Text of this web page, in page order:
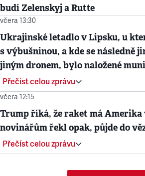
budí Zelenskyj a Rutte
včera 13:30
Ukrajinské letadlo v Lipsku, u
s výbušninou, a kde se následně
jiným dronem, bylo naložené
Přečíst celou zprávu
včera 12:15
Trump říká, že raket má Amerika
novinářům řekl opak, půjde do
Přečíst celou zprávu